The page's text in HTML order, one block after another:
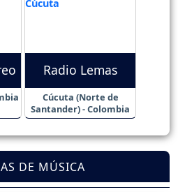
Radio Lemas
Cúcuta (Norte de
Santander) - Colombia
DE MÚSICA